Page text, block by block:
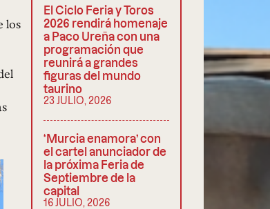
los
El Ciclo Feria y Toros
2026 rendirá homenaje
a Paco Ureña con una
programación que
reunirá a grandes
figuras del mundo
taurino
23 JULIO, 2026
‘Murcia enamora’ con
el cartel anunciador de
la próxima Feria de
Septiembre de la
capital
16 JULIO, 2026